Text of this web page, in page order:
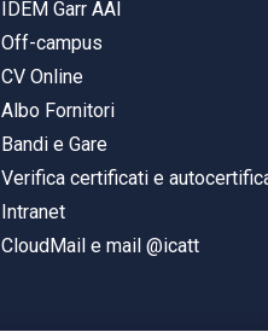
IDEM Garr AAI
Off-campus
CV Online
Albo Fornitori
Bandi e Gare
Verifica certificati e
Intranet
CloudMail e mail @icatt